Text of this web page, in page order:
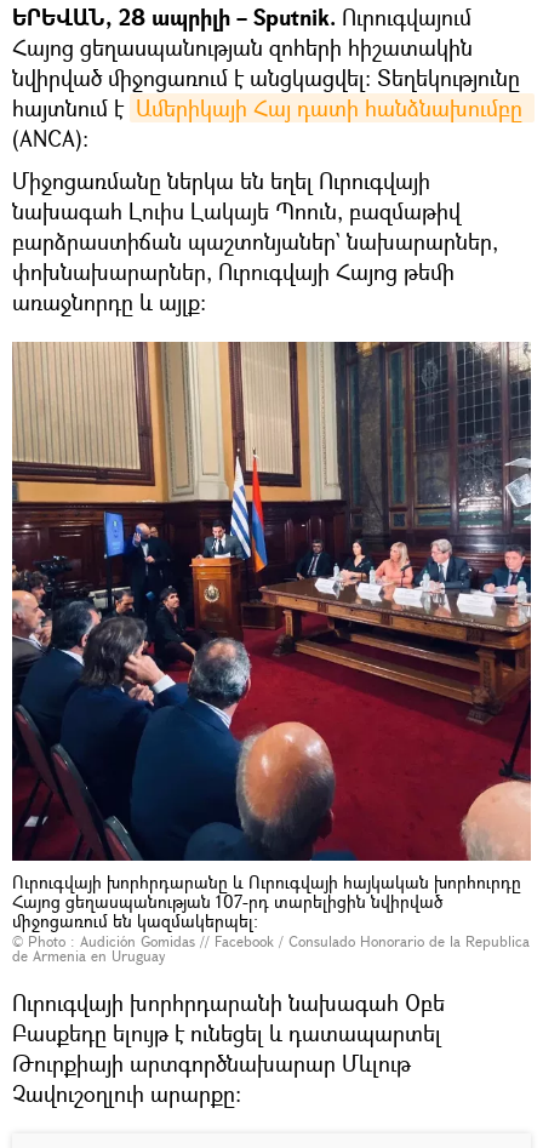
ԵՐԵՎԱՆ, 28 ապրիլի – Sputnik. Ուրուգվայում
Հայոց ցեղասպանության զոհերի հիշատակին
նվիրված միջոցառում է անցկացվել։ Տեղեկությունը
հայտնում է
(ANCA):
Միջոցառմանը ներկա են եղել Ուրուգվայի
նախագահ Լուիս Լակայե Պոուն, բազմաթիվ
բարձրաստիճան պաշտոնյաներ` նախարարներ,
փոխնախարարներ, Ուրուգվայի Հայոց թեմի
առաջնորդը և այլք։
Ուրուգվայի խորհրդարանը և Ուրուգվայի հայկական խորհուրդը
Հայոց ցեղասպանության 107-րդ տարելիցին նվիրված
միջոցառում են կազմակերպել։
© Photo : Audición Gomidas // Facebook / Consulado Honorario de la Republica
de Armenia en Uruguay
Ուրուգվայի խորհրդարանի նախագահ Օբե
Բասքեդը ելույթ է ունեցել և դատապարտել
Թուրքիայի արտգործնախարար Մևլութ
Չավուշօղլուի արարքը։